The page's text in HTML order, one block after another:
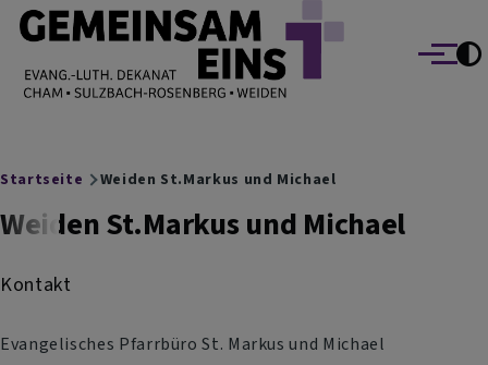
Direkt zum Inhalt
EVANG.-LUTH. DEKANAT GEMEINSAM EINS
Cham Sulzbach-Rosenberg Weiden
Menü
Breadcrumb
Startseite Weiden St.Markus und Michael
Weiden St.Markus und Michael
Kontakt
Evangelisches Pfarrbüro St. Markus und Michael